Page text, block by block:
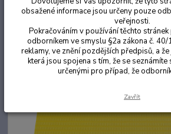
Roušky/ rouška
500ks
Akce
obsažené informace jsou určeny pouze
veřejnosti.
Pokračováním v používání těchto
odborníkem ve smyslu §2a zákona č.
reklamy, ve znění pozdějších předpisů, a
která jsou spojena s tím, že se seznámíte
určenými pro případ, že
Zavřít